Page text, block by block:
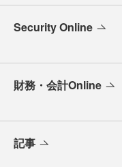
Security Online
財務・会計Online
記事